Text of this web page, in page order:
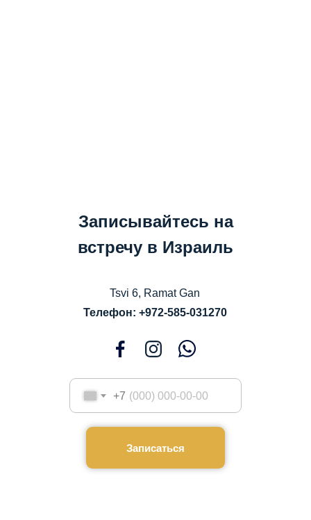
Записывайтесь на
встречу в Израиль
Tsvi 6, Ramat Gan
Телефон: +972-585-031270
+7
Записаться